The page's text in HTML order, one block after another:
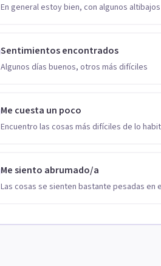
En general estoy bien, con algunos altibajos
Sentimientos encontrados
Algunos días buenos, otros más difíciles
Me cuesta un poco
Encuentro las cosas más difíciles de lo
Me siento abrumado/a
Las cosas se sienten bastante pesadas en